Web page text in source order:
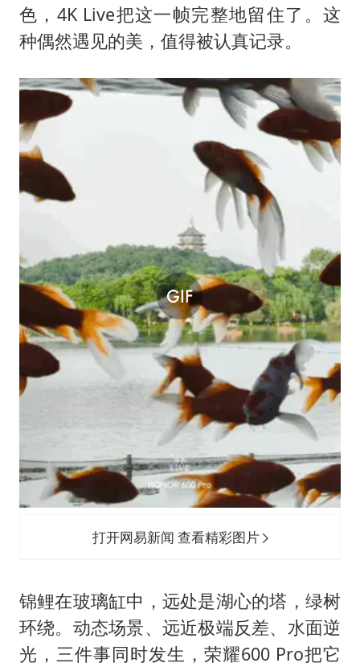
色，4K Live把这一帧完整地留住了。这
种偶然遇见的美，值得被认真记录。
打开网易新闻 查看精彩图片
锦鲤在玻璃缸中，远处是湖心的塔，绿树
环绕。动态场景、远近极端反差、水面逆
光，三件事同时发生，荣耀600 Pro把它